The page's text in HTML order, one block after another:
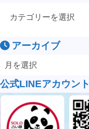
アーカイブ
公式LINEアカウント